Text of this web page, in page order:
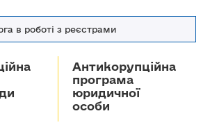
в роботі з реєстрами
Антикорупційна
програма
юридичної
особи